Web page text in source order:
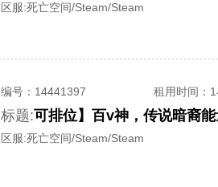
区服:死亡空间/Steam/Steam
编号： 14441397 租用时间 ：
标题:
区服:死亡空间/Steam/Steam